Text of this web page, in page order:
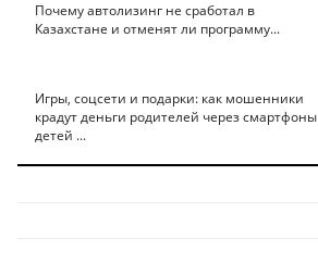
Почему автолизинг не сработал в
Казахстане и отменят ли программу...
Игры, соцсети и подарки: как мошенники
крадут деньги родителей через смартфоны
детей ...